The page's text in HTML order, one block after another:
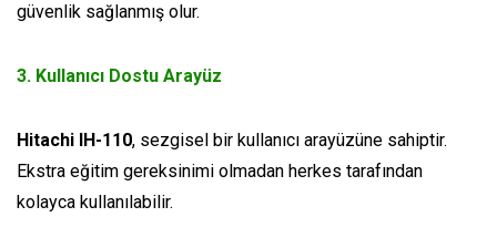
güvenlik sağlanmış olur.
3. Kullanıcı Dostu Arayüz
Hitachi IH-110, sezgisel bir kullanıcı arayüzüne sahiptir.
Ekstra eğitim gereksinimi olmadan herkes tarafından
kolayca kullanılabilir.